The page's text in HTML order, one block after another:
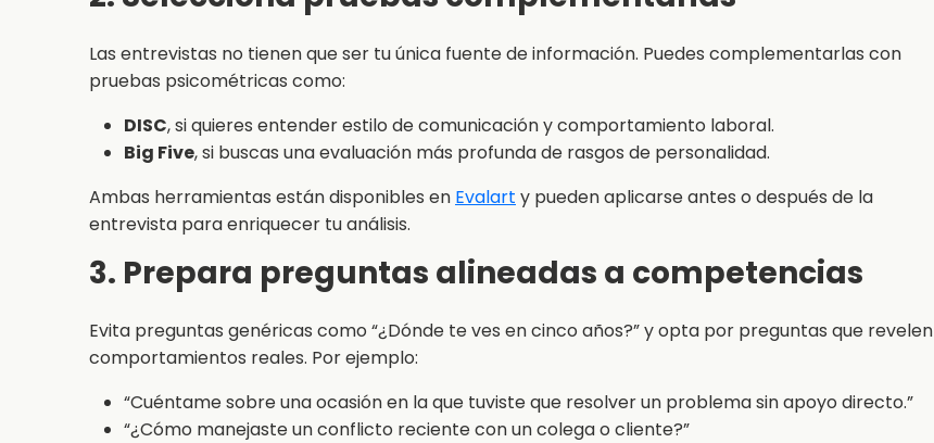
Las entrevistas no tienen que ser tu única fuente de información. Puedes complementarlas con
pruebas psicométricas como:
DISC, si quieres entender estilo de comunicación y comportamiento laboral.
Big Five, si buscas una evaluación más profunda de rasgos de personalidad.
Ambas herramientas están disponibles en Evalart y pueden aplicarse antes o después de la
entrevista para enriquecer tu análisis.
3. Prepara preguntas alineadas a competencias
Evita preguntas genéricas como “¿Dónde te ves en cinco años?” y opta por preguntas que revelen
comportamientos reales. Por ejemplo:
“Cuéntame sobre una ocasión en la que tuviste que resolver un problema sin apoyo directo.”
“¿Cómo manejaste un conflicto reciente con un colega o cliente?”